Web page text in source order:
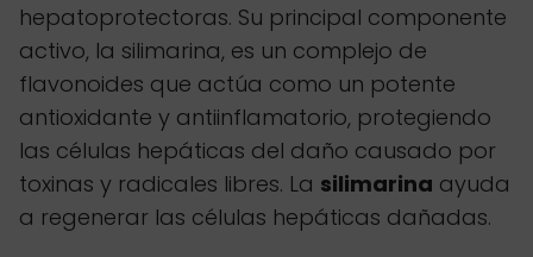
hepatoprotectoras. Su principal componente
activo, la silimarina, es un complejo de
flavonoides que actúa como un potente
antioxidante y antiinflamatorio, protegiendo
las células hepáticas del daño causado por
toxinas y radicales libres. La silimarina ayuda
a regenerar las células hepáticas dañadas.